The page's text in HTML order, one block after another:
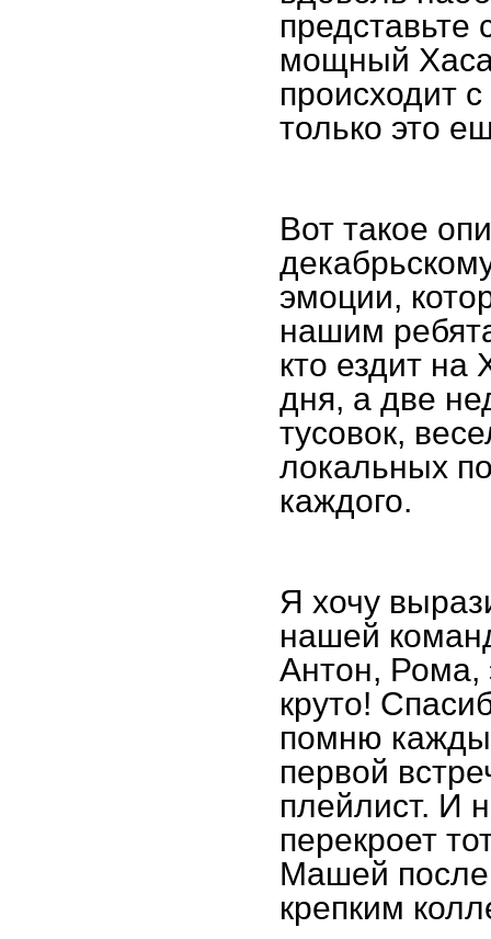
мощный
происходит
только это
Вот такое
эмоции,
нашим
кто ездит на
дня, а две
тусовок,
локальных
каждого.
Я хочу
нашей
Антон, Рома,
круто!
помню
первой
плейлист. И
перекроет
Машей после
крепким